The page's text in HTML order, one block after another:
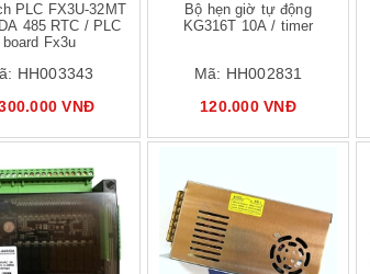
PLC FX3U-32MT
485 RTC / PLC
board Fx3u
HH003343
VNĐ
Bộ hẹn giờ tự động
KG316T 10A / timer
Mã: HH002831
120.000 VNĐ
Mua hàng